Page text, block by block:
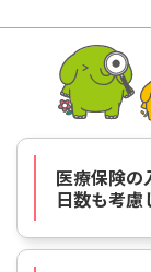
医療保険の
日数も考慮